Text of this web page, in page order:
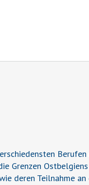
Berufen
Grenzen Ostbelgiens
deren Teilnahme an